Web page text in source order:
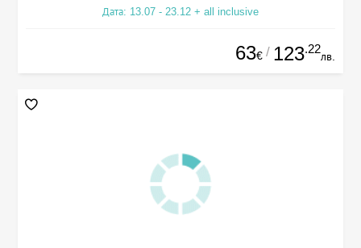
Дата: 13.07 - 23.12 + all inclusive
63€ / 123.22
лв.